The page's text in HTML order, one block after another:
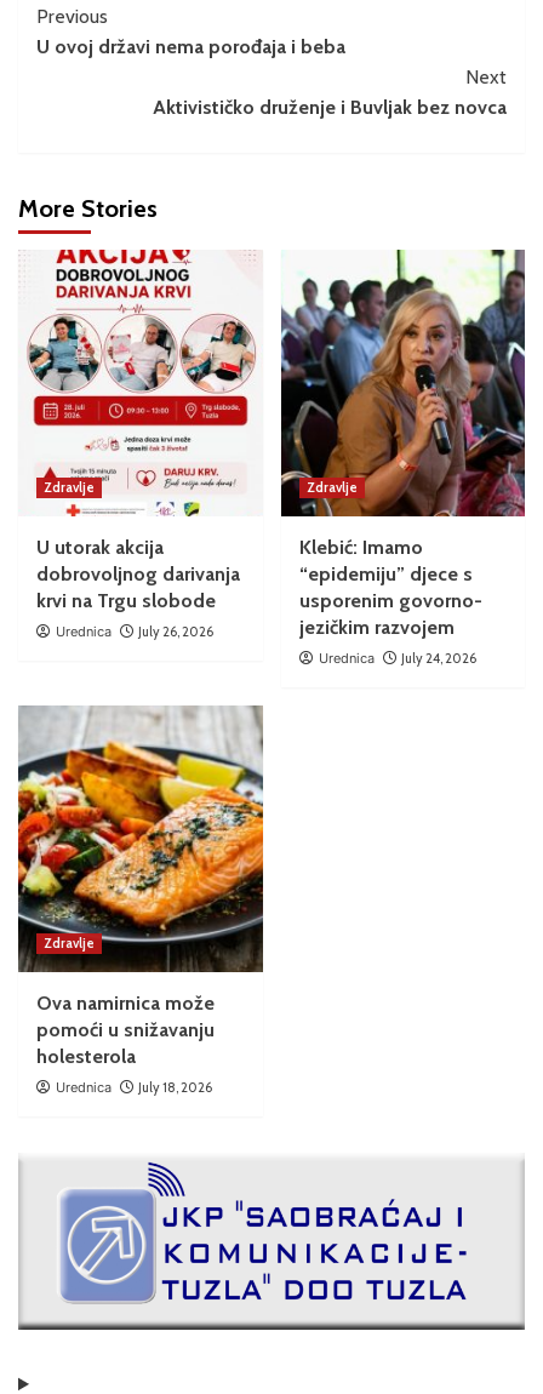
Previous
U ovoj državi nema porođaja i beba
Next
Aktivističko druženje i Buvljak bez novca
More Stories
Zdravlje
U utorak akcija
dobrovoljnog darivanja
krvi na Trgu slobode
Urednica July 26, 2026
Zdravlje
Klebić: Imamo
“epidemiju” djece s
usporenim govorno-
jezičkim razvojem
Urednica July 24, 2026
Zdravlje
Ova namirnica može
pomoći u snižavanju
holesterola
Urednica July 18, 2026